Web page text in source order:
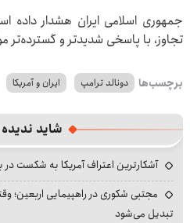
جمهوری اسلامی ایران هشدار داده
تجاوز، با پاسخی شدیدتر و
برچسب‌ها دونالد ترامپ ایران و آمریکا
شاید
آشکارترین اعتراف آمریکا به شکست در
مجتبی شکوری در راهپیمایی اربعین؛
تبدیل می‌شود